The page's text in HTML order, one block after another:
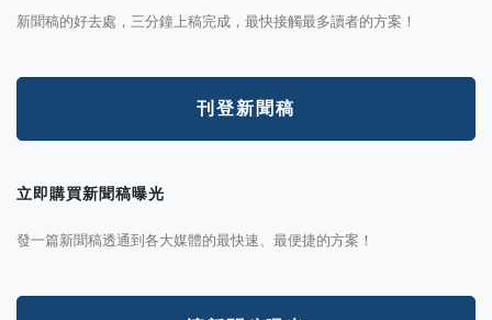
新聞稿的好去處，三分鐘上稿完成，最快接觸最多讀者的方案！
刊登新聞稿
立即購買新聞稿曝光
發一篇新聞稿透通到各大媒體的最快速、最便捷的方案！